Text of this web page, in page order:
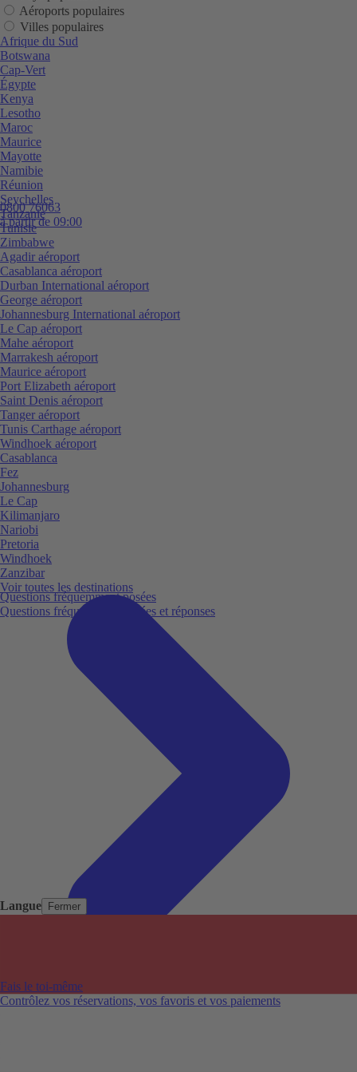
Langue Fermer
0800 76063
à partir de 09:00
Questions fréquemment posées
Questions fréquemment posées et réponses
Fais le toi-même
Contrôlez vos réservations, vos favoris et vos paiements
Aéroports populaires
Villes populaires
Afrique du Sud
Botswana
Cap-Vert
Égypte
Kenya
Lesotho
Maroc
Maurice
Mayotte
Namibie
Réunion
Seychelles
Tanzanie
Tunisie
Zimbabwe
Agadir aéroport
Casablanca aéroport
Durban International aéroport
George aéroport
Johannesburg International aéroport
Le Cap aéroport
Mahe aéroport
Marrakesh aéroport
Maurice aéroport
Port Elizabeth aéroport
Saint Denis aéroport
Tanger aéroport
Tunis Carthage aéroport
Windhoek aéroport
Casablanca
Fez
Johannesburg
Le Cap
Kilimanjaro
Nariobi
Pretoria
Windhoek
Zanzibar
Voir toutes les destinations
Aéroports populaires
Villes populaires
Australie